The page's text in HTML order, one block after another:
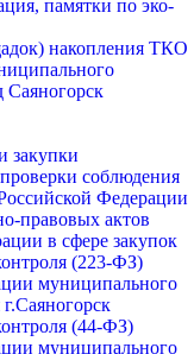
памятки по эко-
накопления ТКО
Саяногорск
закупки
проверки соблюдения
Федерации
правовых актов
в сфере закупок
(223-ФЗ)
муниципального
(44-ФЗ)
муниципального